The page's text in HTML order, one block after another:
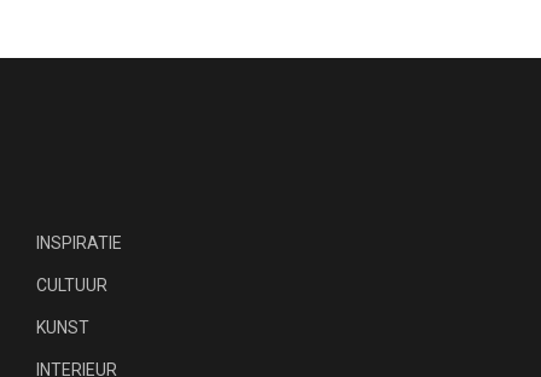
INSPIRATIE
CULTUUR
KUNST
INTERIEUR